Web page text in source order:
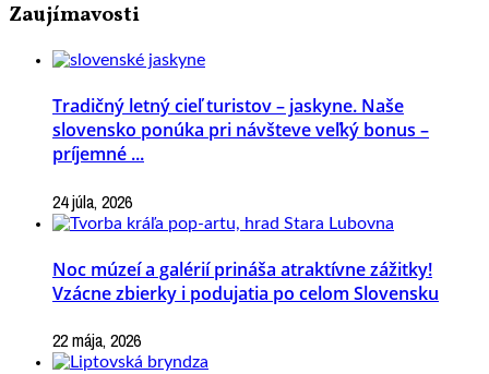
Zaujímavosti
Tradičný letný cieľ turistov – jaskyne. Naše
slovensko ponúka pri návšteve veľký bonus –
príjemné ...
24 júla, 2026
Noc múzeí a galérií prináša atraktívne zážitky!
Vzácne zbierky i podujatia po celom Slovensku
22 mája, 2026